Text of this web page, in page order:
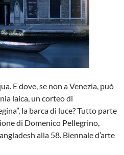
E dove, se non a Venezia, può
laica, un corteo di
la barca di luce? Tutto parte
di Domenico Pellegrino,
alla 58. Biennale d’arte